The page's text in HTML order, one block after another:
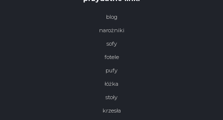
blog
narożniki
sofy
fotele
pufy
łóżka
stoły
krzesła